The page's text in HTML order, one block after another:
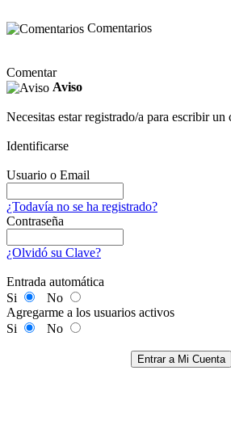
Comentarios
Comentar
Aviso
Necesitas estar registrado/a para escribir un
Identificarse
Usuario o Email
¿Todavía no se ha registrado?
Contraseña
¿Olvidó su Clave?
Entrada automática
Si
No
Agregarme a los usuarios activos
Si
No
Entrar a Mi Cuenta